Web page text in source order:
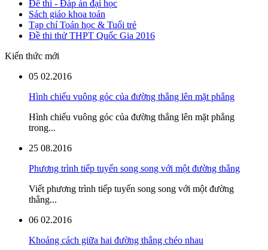
Đề thi - Đáp án đại học
Sách giáo khoa toán
Tạp chí Toán học & Tuổi trẻ
Đề thi thử THPT Quốc Gia 2016
Kiến thức mới
05 02.2016
Hình chiếu vuông góc của đường thẳng lên mặt phẳng
Hình chiếu vuông góc của đường thẳng lên mặt phẳng
trong...
25 08.2016
Phương trình tiếp tuyến song song với một đường thẳng
Viết phương trình tiếp tuyến song song với một đường
thẳng...
06 02.2016
Khoảng cách giữa hai đường thẳng chéo nhau